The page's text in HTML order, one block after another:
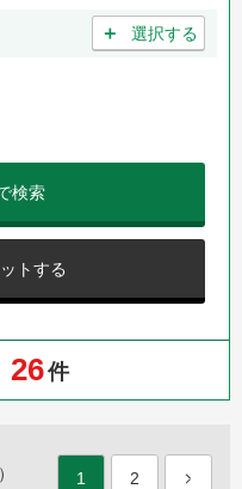
＋ 選択する
トする
検索
26件
1 2